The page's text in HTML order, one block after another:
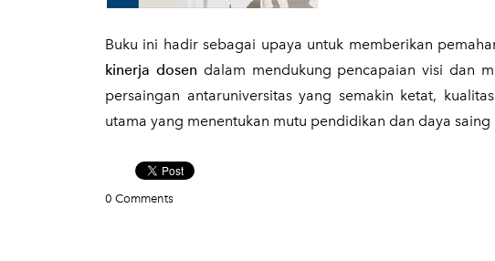
​Buku ini hadir sebagai upaya untuk memberikan
kinerja dosen dalam mendukung pencapaian visi dan
persaingan antaruniversitas yang semakin ketat,
utama yang menentukan mutu pendidikan dan daya saing
0 Comments